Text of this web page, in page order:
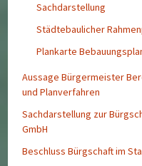
Sachdarstellung
Städtebaulicher
Plankarte
Aussage Bürgermeister
und Planverfahren
Sachdarstellung zur
GmbH
Beschluss Bürgschaft im